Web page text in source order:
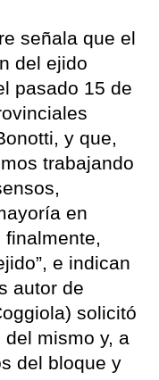
señala que el
del ejido
pasado 15 de
y que,
trabajando
en
e indican
autor de
solicitó
mismo y, a
del bloque y